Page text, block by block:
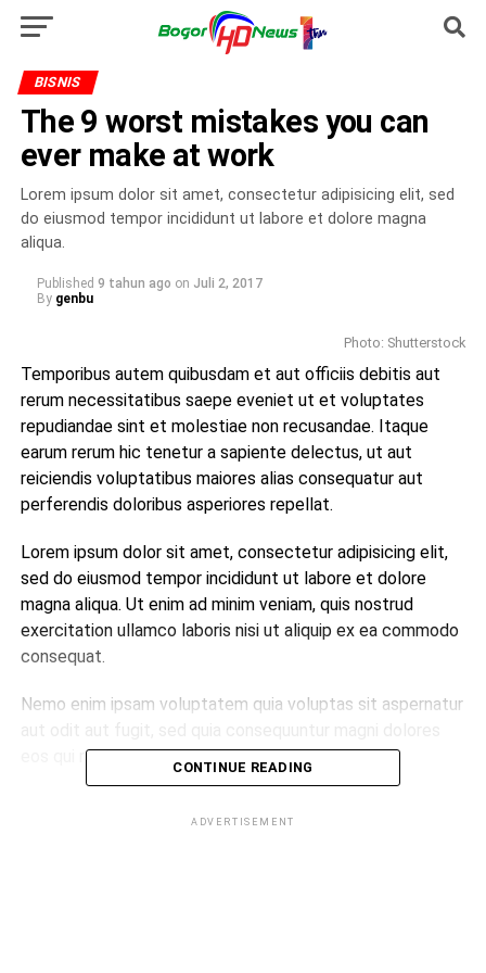
BISNIS
The 9 worst mistakes you can
ever make at work
Lorem ipsum dolor sit amet, consectetur adipisicing elit, sed
do eiusmod tempor incididunt ut labore et dolore magna
aliqua.
Published 9 tahun ago on Juli 2, 2017
By genbu
Photo: Shutterstock
Temporibus autem quibusdam et aut officiis debitis aut
rerum necessitatibus saepe eveniet ut et voluptates
repudiandae sint et molestiae non recusandae. Itaque
earum rerum hic tenetur a sapiente delectus, ut aut
reiciendis voluptatibus maiores alias consequatur aut
perferendis doloribus asperiores repellat.
Lorem ipsum dolor sit amet, consectetur adipisicing elit,
sed do eiusmod tempor incididunt ut labore et dolore
magna aliqua. Ut enim ad minim veniam, quis nostrud
exercitation ullamco laboris nisi ut aliquip ex ea commodo
consequat.
Nemo enim ipsam voluptatem quia voluptas sit aspernatur
eos qui ratione voluptatem sequi nesciunt.
Nam libero tempore, cum soluta nobis est eligendi optio
CONTINUE READING
ADVERTISEMENT